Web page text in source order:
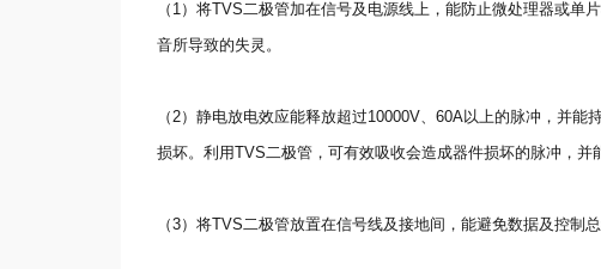
（1）将TVS二极管加在信号及电源线上，能防止微处理器或
音所导致的失灵。
（2）静电放电效应能释放超过10000V、60A以上的脉冲，并
损坏。利用TVS二极管，可有效吸收会造成器件损坏的脉冲，并
（3）将TVS二极管放置在信号线及接地间，能避免数据及控制